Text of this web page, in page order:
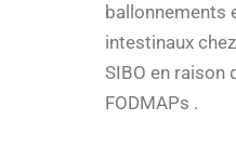
ballonnements
intestinaux
SIBO en raison
FODMAPs .